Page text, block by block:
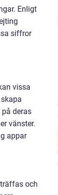
Enligt
siffror
vissa
deras
vänster.
appar
och